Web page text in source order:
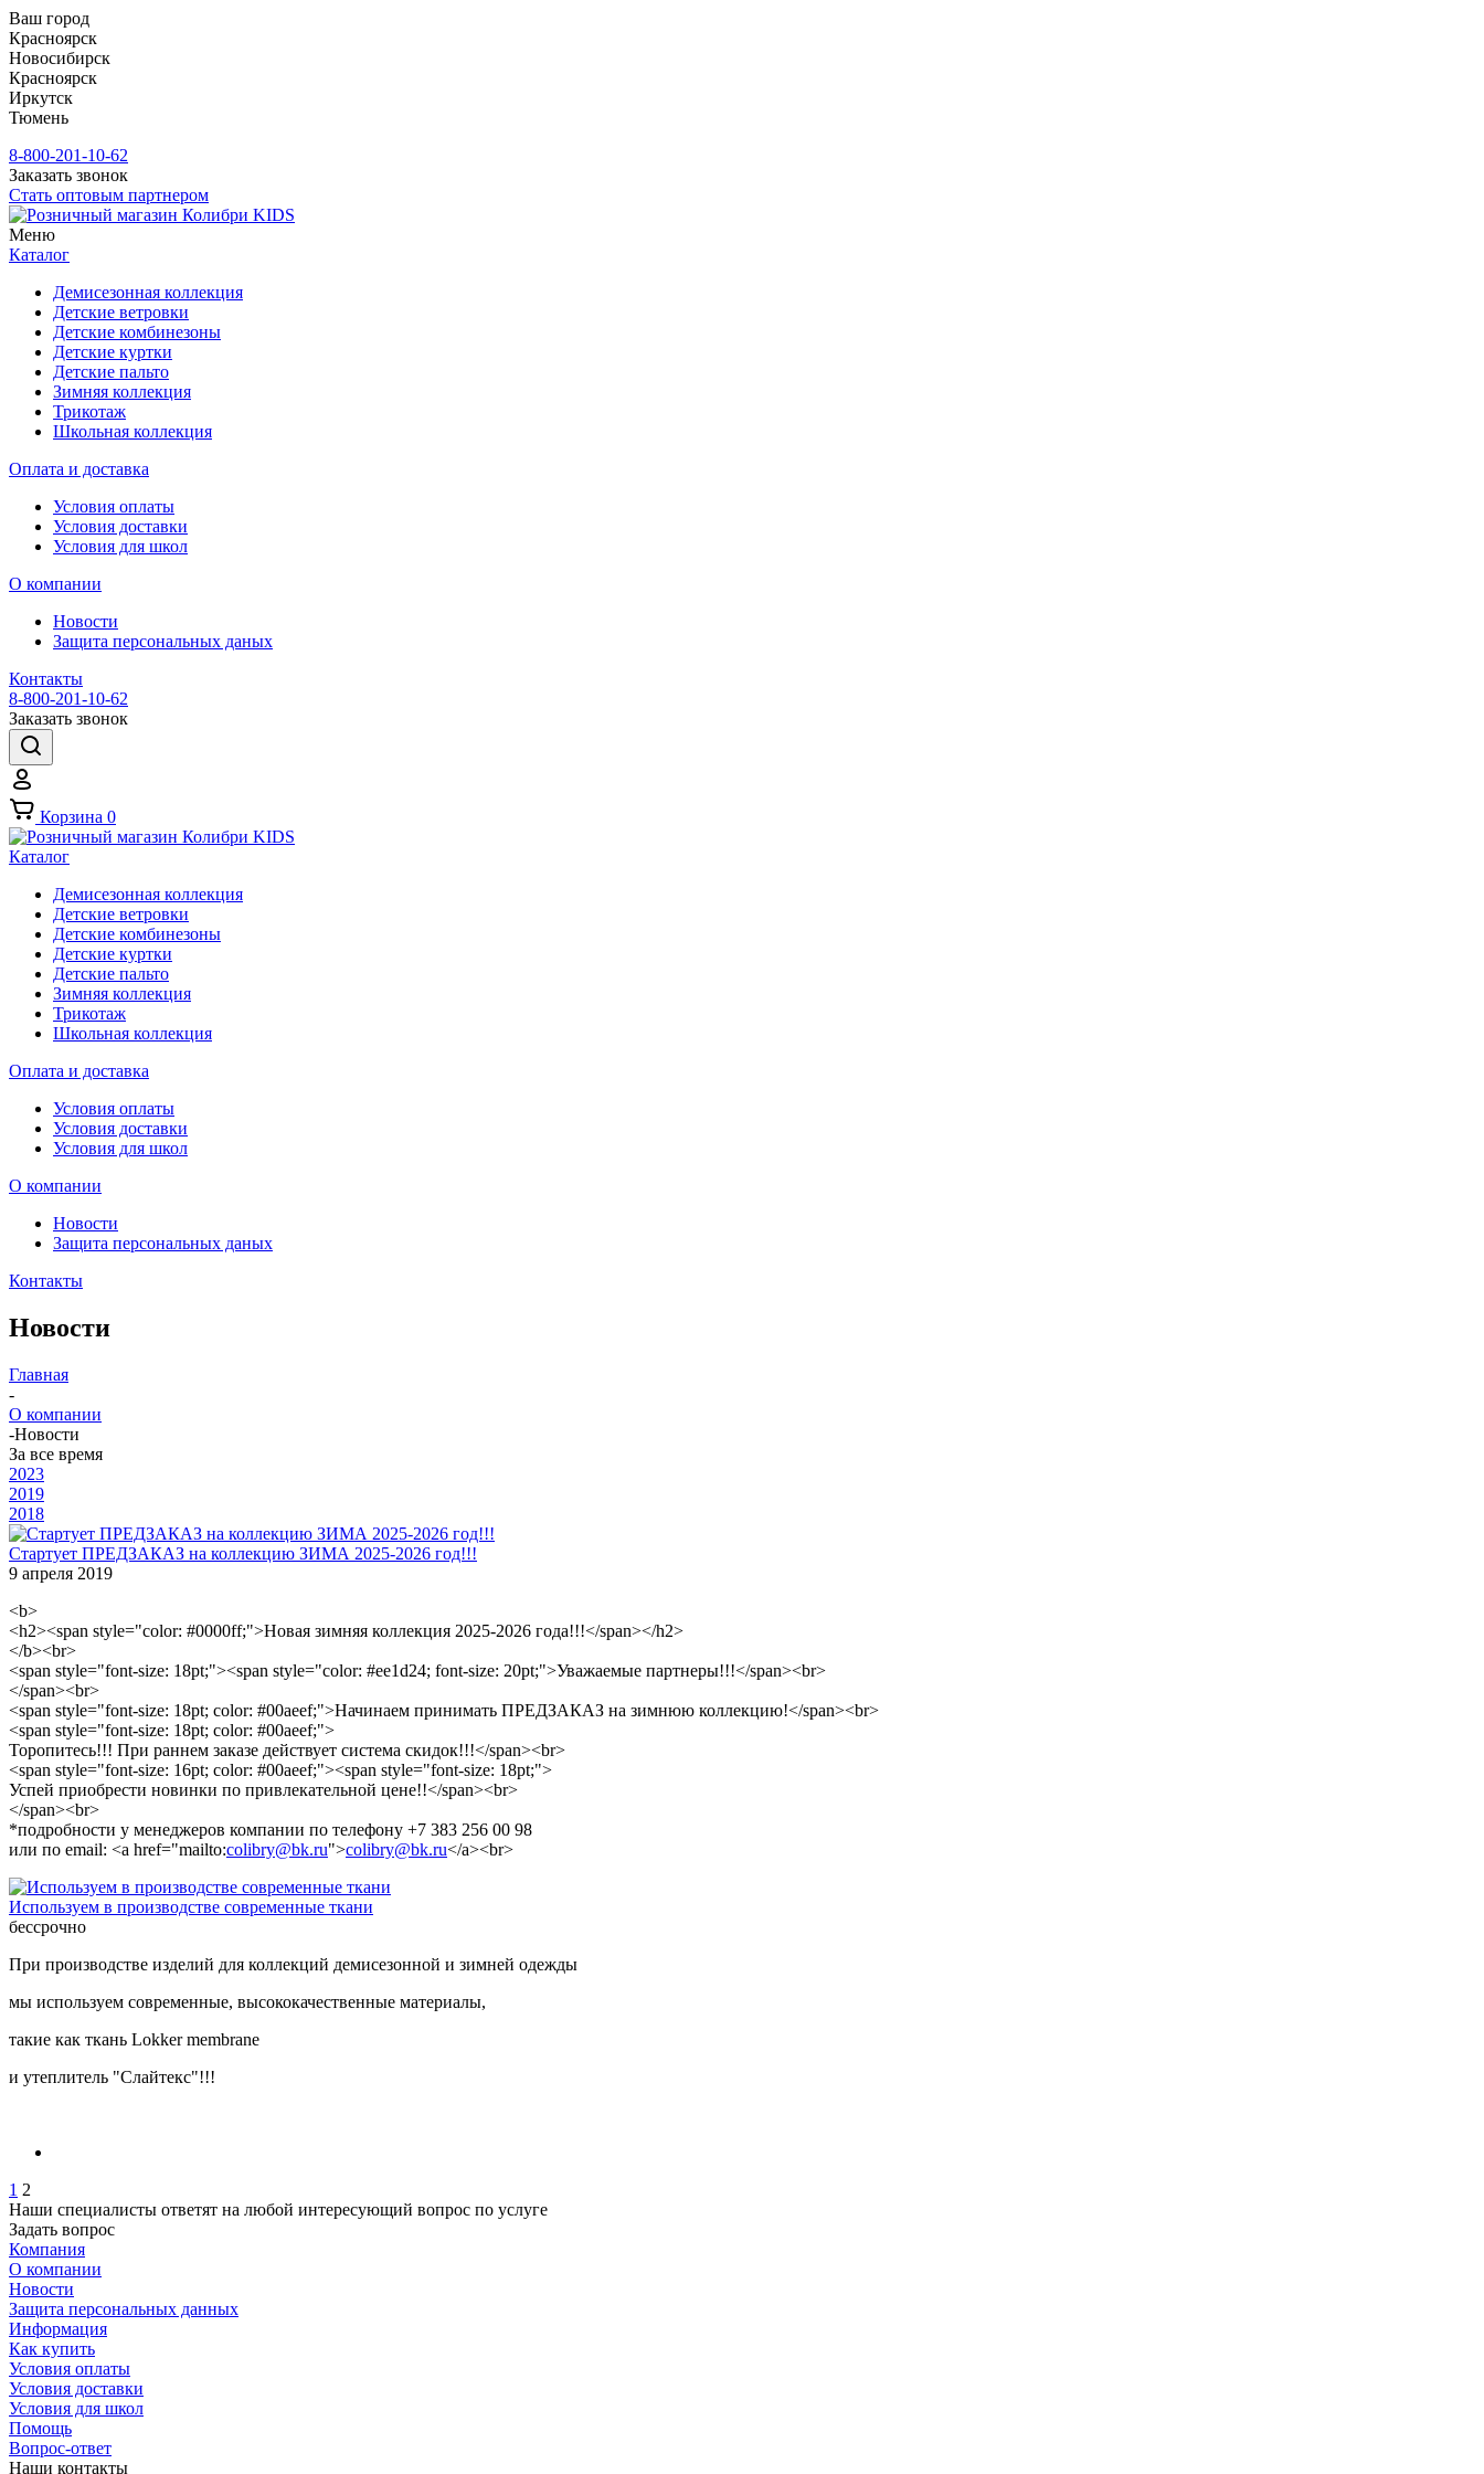
Ваш город
Красноярск
Новосибирск
Красноярск
Иркутск
Тюмень
8-800-201-10-62
Заказать звонок
Стать оптовым партнером
Меню
Каталог
Демисезонная коллекция
Детские ветровки
Детские комбинезоны
Детские куртки
Детские пальто
Зимняя коллекция
Трикотаж
Школьная коллекция
Оплата и доставка
Условия оплаты
Условия доставки
Условия для школ
О компании
Новости
Защита персональных даных
Контакты
8-800-201-10-62
Заказать звонок
Корзина 0
Каталог
Демисезонная коллекция
Детские ветровки
Детские комбинезоны
Детские куртки
Детские пальто
Зимняя коллекция
Трикотаж
Школьная коллекция
Оплата и доставка
Условия оплаты
Условия доставки
Условия для школ
О компании
Новости
Защита персональных даных
Контакты
Новости
Главная
-
О компании
-Новости
За все время
2023
2019
2018
Стартует ПРЕДЗАКАЗ на коллекцию ЗИМА 2025-2026 год!!!
9 апреля 2019
<b>
<h2><span style="color: #0000ff;">Новая зимняя коллекция 2025-2026 года!!!</span></h2>
</b><br>
<span style="font-size: 18pt;"><span style="color: #ee1d24; font-size: 20pt;">Уважаемые партнеры!!!</span><br>
</span><br>
<span style="font-size: 18pt; color: #00aeef;">Начинаем принимать ПРЕДЗАКАЗ на зимнюю коллекцию!</span><br>
<span style="font-size: 18pt; color: #00aeef;">
Торопитесь!!! При раннем заказе действует система скидок!!!</span><br>
<span style="font-size: 16pt; color: #00aeef;"><span style="font-size: 18pt;">
Успей приобрести новинки по привлекательной цене!!</span><br>
</span><br>
*подробности у менеджеров компании по телефону +7 383 256 00 98
или по email: <a href="mailto:colibry@bk.ru">colibry@bk.ru</a><br>
Используем в производстве современные ткани
бессрочно
При производстве изделий для коллекций демисезонной и зимней одежды
мы используем современные, высококачественные материалы,
такие как ткань Lokker membrane
и утеплитель "Слайтекс"!!!
1 2
Наши специалисты ответят на любой интересующий вопрос по услуге
Задать вопрос
Компания
О компании
Новости
Защита персональных данных
Информация
Как купить
Условия оплаты
Условия доставки
Условия для школ
Помощь
Вопрос-ответ
Наши контакты